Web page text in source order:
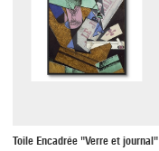
Toile Encadrée "Verre et journal"